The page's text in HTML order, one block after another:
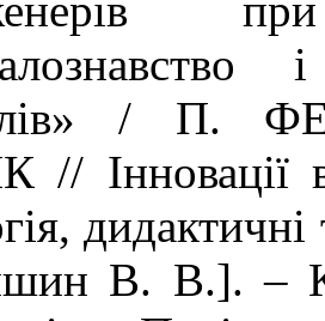
/ П.
Інновації в
В. В.]. –